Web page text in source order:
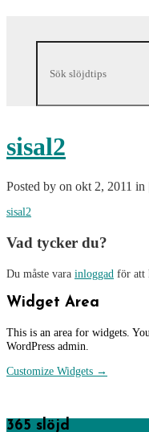
sisal2
Posted by on okt 2, 2011 in |
sisal2
Vad tycker du?
Du måste vara inloggad för att
Widget Area
This is an area for widgets.
WordPress admin.
Customize Widgets →
365 slöjd